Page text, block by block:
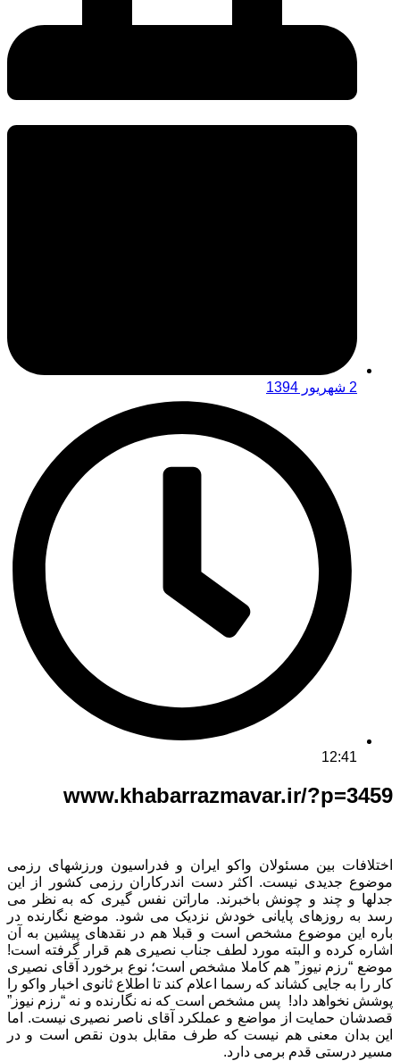
2 شهریور 1394
12:41
www.khabarrazmavar.ir/?p=3459
اختلافات بین مسئولان واکو ایران و فدراسیون ورزشهای رزمی
موضوع جدیدی نیست. اکثر دست اندرکاران رزمی کشور از این
جدلها و چند و چونش باخبرند. ماراتن نفس گیری که به نظر می
رسد به روزهای پایانی خودش نزدیک می شود. موضع نگارنده در
باره این موضوع مشخص است و قبلا هم در نقدهای پیشین به آن
اشاره کرده و البته مورد لطف جناب نصیری هم قرار گرفته است!
موضع “رزم نیوز” هم کاملا مشخص است؛ نوع برخورد آقای نصیری
کار را به جایی کشاند که رسما اعلام کند تا اطلاع ثانوی اخبار واکو را
پوشش نخواهد داد! پس مشخص است که نه نگارنده و نه “رزم نیوز”
قصدشان حمایت از مواضع و عملکرد آقای ناصر نصیری نیست. اما
این بدان معنی هم نیست که طرف مقابل بدون نقص است و در
مسیر درستی قدم برمی دارد.